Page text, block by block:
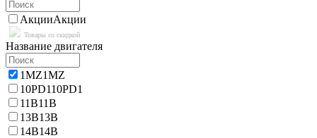
АкцииАкции
Товары со скидкой
Название двигателя
1MZ1MZ
10PD110PD1
11B11B
13B13B
14B14B